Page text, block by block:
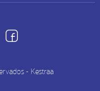
- Kestraa